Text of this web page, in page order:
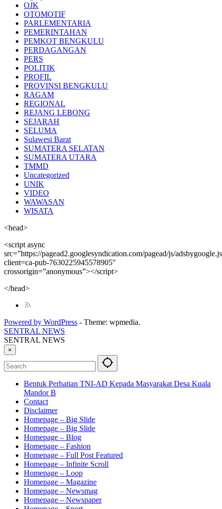
OJK
OTOMOTIF
PARLEMENTARIA
PEMERINTAHAN
PEMKOT BENGKULU
PERDAGANGAN
PERS
POLITIK
PROFIL
PROVINSI BENGKULU
RAGAM
REGIONAL
REJANG LEBONG
SEJARAH
SELUMA
Sulawesi Barat
SUMATERA SELATAN
SUMATERA UTARA
TMMD
Uncategorized
UNIK
VIDEO
WAWASAN
WISATA
<head>
<script async
src=”https://pagead2.googlesyndication.com/pagead/js/
client=ca-pub-7630225945578905″
crossorigin=”anonymous”></script>
</head>
Powered by WordPress - Theme: wpmedia.
SENTRAL NEWS
SENTRAL NEWS
×
Bentuk Perhatian TNI-AD Kepada Masyarakat Desa Kuala
Mandor B
Contact
Disclaimer
Homepage – Big Slide
Homepage – Big Slide
Homepage – Blog
Homepage – Fashion
Homepage – Full Post Featured
Homepage – Infinite Scroll
Homepage – Loop
Homepage – Magazine
Homepage – Newsmag
Homepage – Newspaper